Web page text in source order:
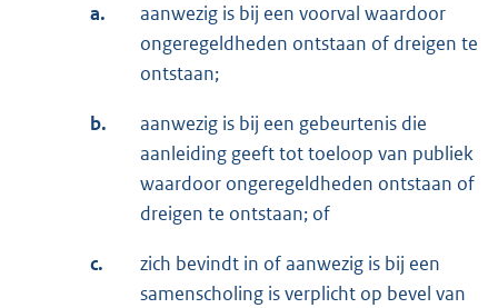
a.
aanwezig is bij een voorval waardoor
ongeregeldheden ontstaan of dreigen te
ontstaan;
b.
aanwezig is bij een gebeurtenis die
aanleiding geeft tot toeloop van publiek
waardoor ongeregeldheden ontstaan of
dreigen te ontstaan; of
c.
zich bevindt in of aanwezig is bij een
samenscholing is verplicht op bevel van